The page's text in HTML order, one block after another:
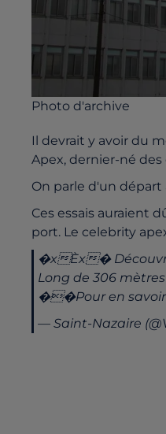
Photo d'archive
Il devrait y avoir du
Apex, dernier-né des
On parle d'un départ
Ces essais auraient
port. Le celebrity
�xÈx�
Long de 306
��Pour en savoir
— Saint-Nazaire